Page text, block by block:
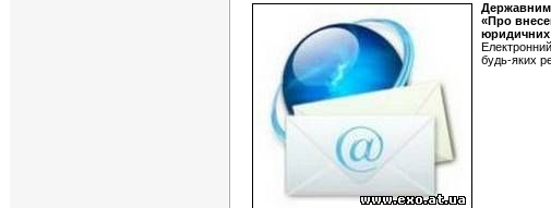
Державним
«Про
юридичних
будь-яких